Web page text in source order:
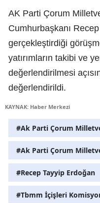
AK Parti Çorum
Cumhurbaşkanı
gerçekleştirdiği
yatırımların takibi ve
değerlendirilmesi
değerlendirildi.
KAYNAK: Haber Merkezi
#Ak Parti Çorum
#Ak Parti Çorum
#Recep Tayyip Erdoğan
#Tbmm İçişleri